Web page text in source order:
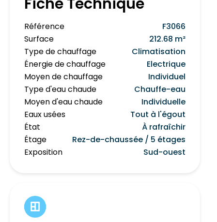
Référence
F3066
Surface
212.68 m²
Type de chauffage
Climatisation
Énergie de chauffage
Electrique
Moyen de chauffage
Individuel
Type d'eau chaude
Chauffe-eau
Moyen d'eau chaude
Individuelle
Eaux usées
Tout à l'égout
État
À rafraîchir
Étage
Rez-de-chaussée / 5 étages
Exposition
Sud-ouest